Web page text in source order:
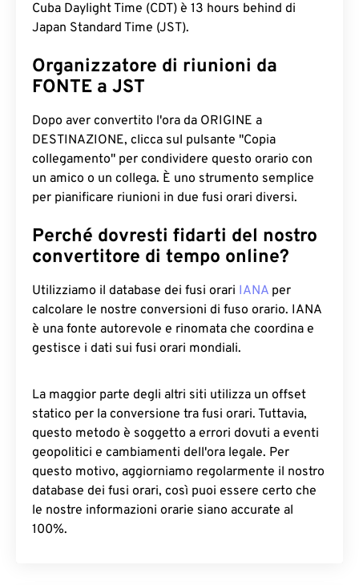
Cuba Daylight Time (CDT) è 13 hours behind di
Japan Standard Time (JST).
Organizzatore di riunioni da
FONTE a JST
Dopo aver convertito l'ora da ORIGINE a
DESTINAZIONE, clicca sul pulsante "Copia
collegamento" per condividere questo orario con
un amico o un collega. È uno strumento semplice
per pianificare riunioni in due fusi orari diversi.
Perché dovresti fidarti del nostro
convertitore di tempo online?
Utilizziamo il database dei fusi orari IANA per
calcolare le nostre conversioni di fuso orario. IANA
è una fonte autorevole e rinomata che coordina e
gestisce i dati sui fusi orari mondiali.
La maggior parte degli altri siti utilizza un offset
statico per la conversione tra fusi orari. Tuttavia,
questo metodo è soggetto a errori dovuti a eventi
geopolitici e cambiamenti dell'ora legale. Per
questo motivo, aggiorniamo regolarmente il nostro
database dei fusi orari, così puoi essere certo che
le nostre informazioni orarie siano accurate al
100%.